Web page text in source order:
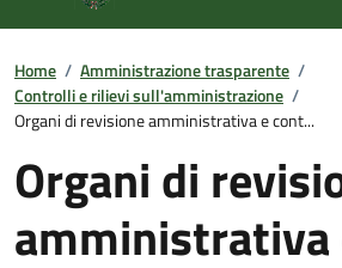
Home / Amministrazione trasparente /
Controlli e rilievi sull'amministrazione /
Organi di revisione amministrativa e cont...
Organi di
amministrativa